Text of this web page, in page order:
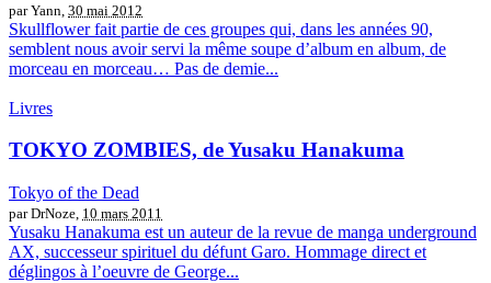
par Yann, 30 mai 2012
Skullflower fait partie de ces groupes qui, dans les années 90,
semblent nous avoir servi la même soupe d’album en album, de
morceau en morceau… Pas de demie...
Livres
TOKYO ZOMBIES, de Yusaku Hanakuma
Tokyo of the Dead
par DrNoze, 10 mars 2011
Yusaku Hanakuma est un auteur de la revue de manga underground
AX, successeur spirituel du défunt Garo. Hommage direct et
déglingos à l’oeuvre de George...